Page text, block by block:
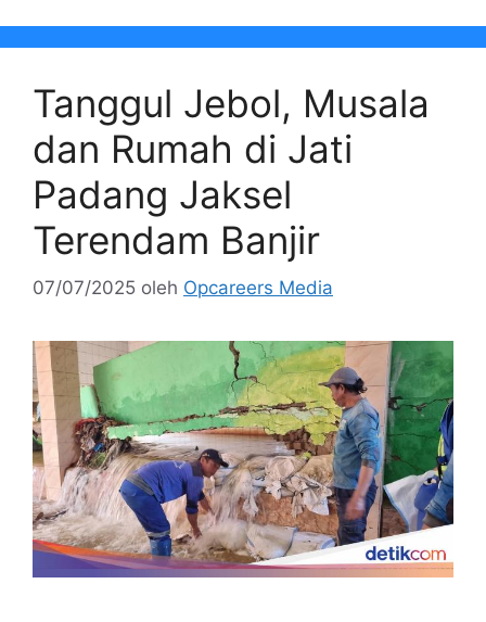
Tanggul Jebol, Musala
dan Rumah di Jati
Padang Jaksel
Terendam Banjir
07/07/2025 oleh Opcareers Media